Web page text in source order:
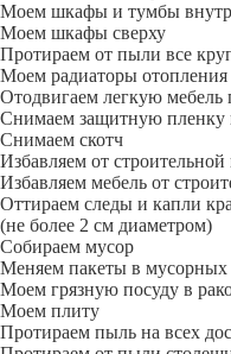
Моем шкафы и тумбы
Моем шкафы сверху
Протираем от пыли все
Моем радиаторы отопления
Отодвигаем легкую мебель
Снимаем защитную пленку
Снимаем скотч
Избавляем от
Избавляем мебель от
Оттираем следы и капли
(не более 2 см диаметром)
Собираем мусор
Меняем пакеты в мусорных
Моем грязную посуду в
Моем плиту
Протираем пыль на всех